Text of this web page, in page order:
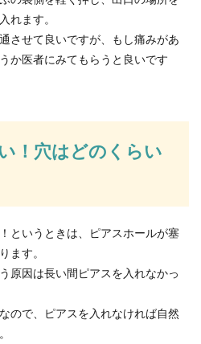
れます。
させて良いですが、もし痛みがあ
か医者にみてもらうと良いです
！穴はどのくらい
というときは、ピアスホールが塞
ます。
原因は長い間ピアスを入れなかっ
ので、ピアスを入れなければ自然